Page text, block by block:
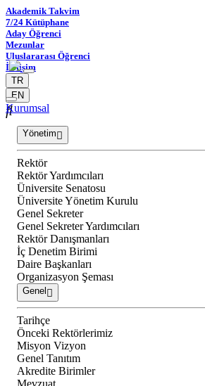
Akademik Takvim
7/24 Kütüphane
Aday Öğrenci
Mezunlar
Uluslararası Öğrenci
İletişim
TR
EN
Kurumsal
Yönetim
Rektör
Rektör Yardımcıları
Üniversite Senatosu
Üniversite Yönetim Kurulu
Genel Sekreter
Genel Sekreter Yardımcıları
Rektör Danışmanları
İç Denetim Birimi
Daire Başkanları
Organizasyon Şeması
Genel
Tarihçe
Önceki Rektörlerimiz
Misyon Vizyon
Genel Tanıtım
Akredite Birimler